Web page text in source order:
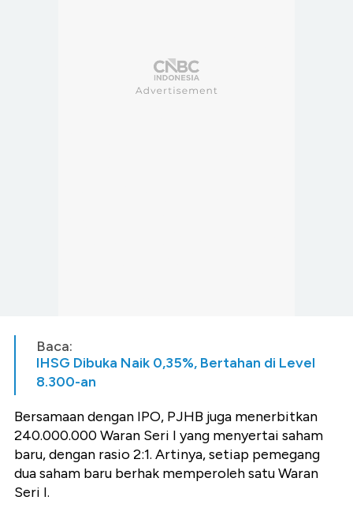
Baca:
IHSG Dibuka Naik 0,35%, Bertahan di Level
8.300-an
Bersamaan dengan IPO, PJHB juga menerbitkan
240.000.000 Waran Seri I yang menyertai saham
baru, dengan rasio 2:1. Artinya, setiap pemegang
dua saham baru berhak memperoleh satu Waran
Seri I.